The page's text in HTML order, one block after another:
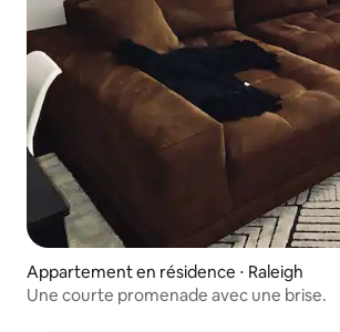
Appartement en résidence ⋅ Raleigh
Une courte promenade avec une brise.